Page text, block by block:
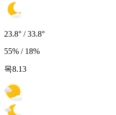
23.8° / 33.8°
55% / 18%
목8.13